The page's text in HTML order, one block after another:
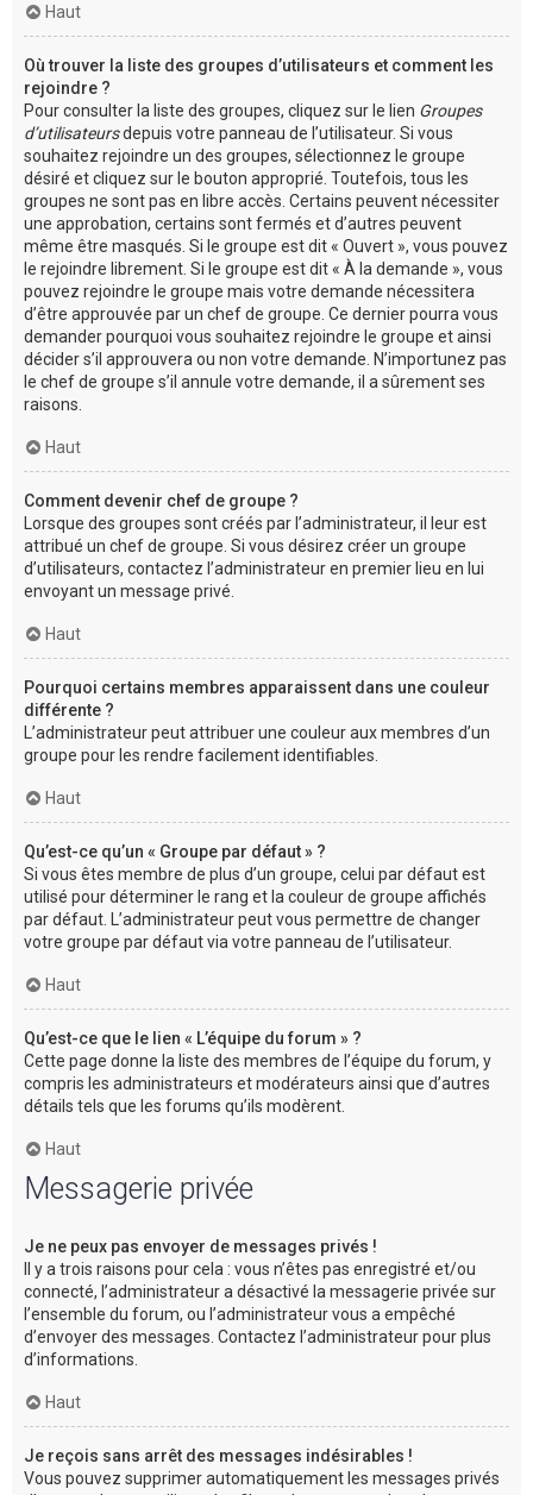
Haut
Où trouver la liste des groupes d’utilisateurs et comment les
rejoindre ?
Pour consulter la liste des groupes, cliquez sur le lien Groupes
d’utilisateursdepuis votre panneau de l’utilisateur. Si vous
souhaitez rejoindre un des groupes, sélectionnez le groupe
désiré et cliquez sur le bouton approprié. Toutefois, tous les
groupes ne sont pas en libre accès. Certains peuvent nécessiter
une approbation, certains sont fermés et d’autres peuvent
même être masqués. Si le groupe est dit « Ouvert », vous pouvez
le rejoindre librement. Si le groupe est dit « À la demande », vous
pouvez rejoindre le groupe mais votre demande nécessitera
d’être approuvée par un chef de groupe. Ce dernier pourra vous
demander pourquoi vous souhaitez rejoindre le groupe et ainsi
décider s’il approuvera ou non votre demande. N’importunez pas
le chef de groupe s’il annule votre demande, il a sûrement ses
raisons.
Haut
Comment devenir chef de groupe ?
Lorsque des groupes sont créés par l’administrateur, il leur est
attribué un chef de groupe. Si vous désirez créer un groupe
d’utilisateurs, contactez l’administrateur en premier lieu en lui
envoyant un message privé.
Haut
Pourquoi certains membres apparaissent dans une couleur
différente ?
L’administrateur peut attribuer une couleur aux membres d’un
groupe pour les rendre facilement identifiables.
Haut
Qu’est-ce qu’un « Groupe par défaut » ?
Si vous êtes membre de plus d’un groupe, celui par défaut est
utilisé pour déterminer le rang et la couleur de groupe affichés
par défaut. L’administrateur peut vous permettre de changer
votre groupe par défaut via votre panneau de l’utilisateur.
Haut
Qu’est-ce que le lien « L’équipe du forum » ?
Cette page donne la liste des membres de l’équipe du forum, y
compris les administrateurs et modérateurs ainsi que d’autres
détails tels que les forums qu’ils modèrent.
Haut
Messagerie privée
Je ne peux pas envoyer de messages privés !
Il y a trois raisons pour cela : vous n’êtes pas enregistré et/ou
connecté, l’administrateur a désactivé la messagerie privée sur
l’ensemble du forum, ou l’administrateur vous a empêché
d’envoyer des messages. Contactez l’administrateur pour plus
d’informations.
Haut
Je reçois sans arrêt des messages indésirables !
Vous pouvez supprimer automatiquement les messages privés